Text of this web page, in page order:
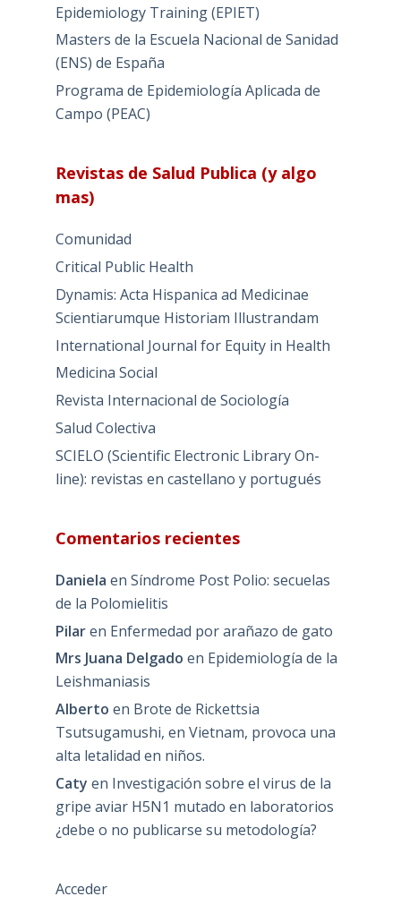
Epidemiology Training (EPIET)
Masters de la Escuela Nacional de Sanidad
(ENS) de España
Programa de Epidemiología Aplicada de
Campo (PEAC)
Revistas de Salud Publica (y algo
mas)
Comunidad
Critical Public Health
Dynamis: Acta Hispanica ad Medicinae
Scientiarumque Historiam Illustrandam
International Journal for Equity in Health
Medicina Social
Revista Internacional de Sociología
Salud Colectiva
SCIELO (Scientific Electronic Library On-
line): revistas en castellano y portugués
Comentarios recientes
Daniela en Síndrome Post Polio: secuelas
de la Polomielitis
Pilaren Enfermedad por arañazo de gato
Mrs Juana Delgado en Epidemiología de la
Leishmaniasis
Alberto en Brote de Rickettsia
Tsutsugamushi, en Vietnam, provoca una
alta letalidad en niños.
Caty en Investigación sobre el virus de la
gripe aviar H5N1 mutado en laboratorios
¿debe o no publicarse su metodología?
Acceder